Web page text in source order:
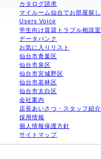
カタログ請求
マイルーム仙台でお部屋探し
Users Voice
学生向け賃貸トラブル相談室
データバンク
お気に入りリスト
仙台市青葉区
仙台市泉区
仙台市宮城野区
仙台市若林区
仙台市太白区
会社案内
店長あいさつ・スタッフ紹介
採用情報
個人情報保護方針
サイトマップ